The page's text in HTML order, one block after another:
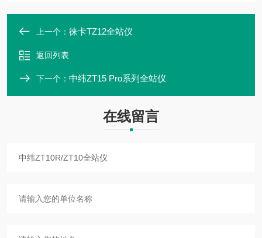
上一个： 徕卡TZ12全站仪
返回列表
下一个： 中纬ZT15 Pro系列全站仪
在线留言